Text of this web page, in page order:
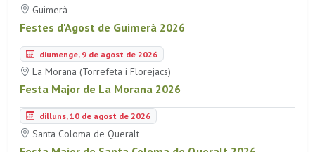
Guimerà
Festes d'Agost de Guimerà 2026
diumenge, 9 de agost de 2026
La Morana (Torrefeta i Florejacs)
Festa Major de La Morana 2026
dilluns, 10 de agost de 2026
Santa Coloma de Queralt